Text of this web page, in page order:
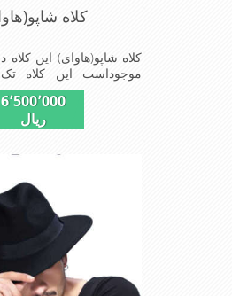
کلاه
موجوداست این کلاه
مهمانی استMADE IN CHINA
6٬500٬000
ریال